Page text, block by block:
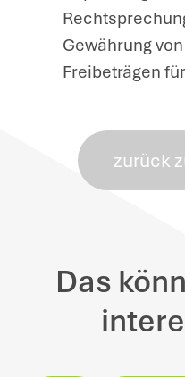
Gewährung
Freibeträgen
zurück
Das